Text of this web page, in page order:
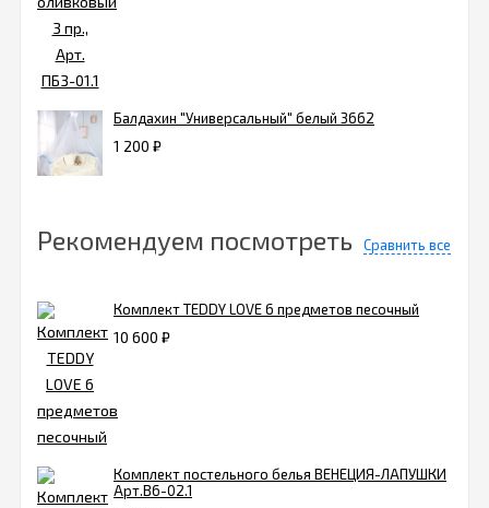
Балдахин "Универсальный" белый 3662
1 200 ₽
Рекомендуем посмотреть Сравнить все
Комплект TEDDY LOVE 6 предметов песочный
10 600 ₽
Комплект постельного белья ВЕНЕЦИЯ-ЛАПУШКИ
Арт.В6-02.1